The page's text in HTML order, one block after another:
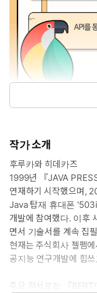
작가 소개
후루카와 히데카즈
1999년 『JAVA
연재하기 시작했으며,
Java 탑재 휴대폰
개발에 참여했다. 이후
면서 기술서를 계속 집
현재는 주식회사 젤펨
공지능 연구개발에 힘
주요 저서로는 『